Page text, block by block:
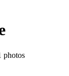
photos